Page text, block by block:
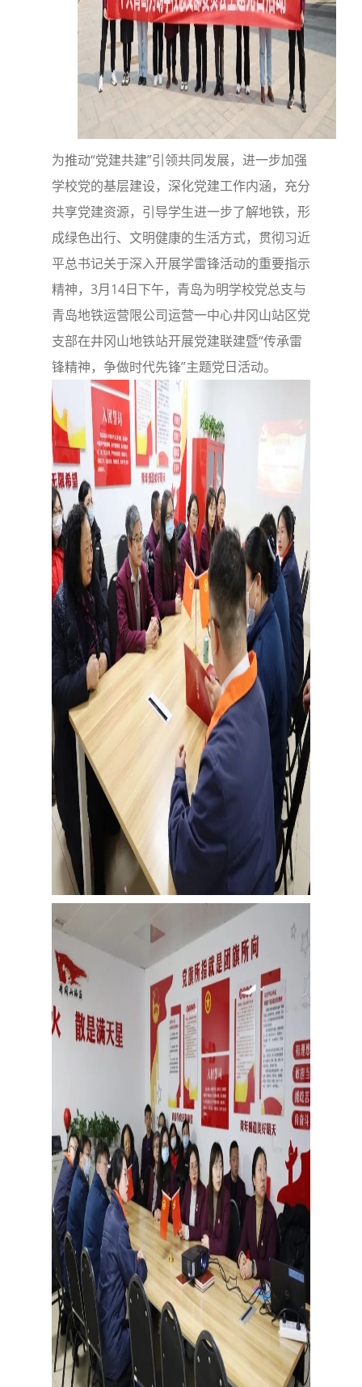
为推动“党建共建”引领共同发展，进一步加强
学校党的基层建设，深化党建工作内涵，充分
共享党建资源，引导学生进一步了解地铁，形
成绿色出行、文明健康的生活方式，贯彻习近
平总书记关于深入开展学雷锋活动的重要指示
精神，3月14日下午，青岛为明学校党总支与
青岛地铁运营限公司运营一中心井冈山站区党
支部在井冈山地铁站开展党建联建暨“传承雷
锋精神，争做时代先锋”主题党日活动。